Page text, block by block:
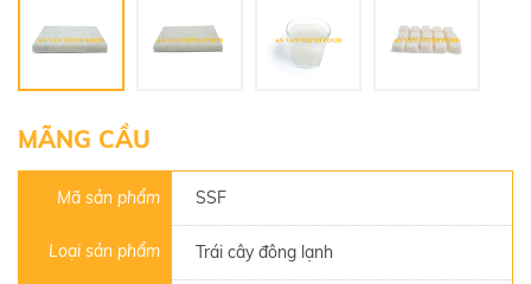
MÃNG CẦU
Mã sản phẩm SSF
Loại sản phẩm Trái cây đông lạnh